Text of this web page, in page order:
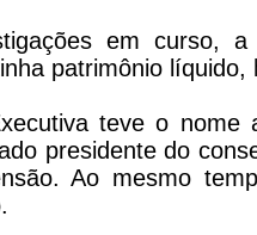
em curso,
patrimônio
teve o
presidente do
Ao mesmo